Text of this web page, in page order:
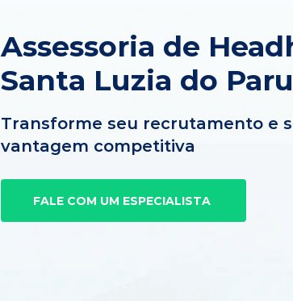
Assessoria de
Santa Luzia do
Transforme seu recrutamento e
vantagem competitiva
FALE COM UM ESPECIALISTA